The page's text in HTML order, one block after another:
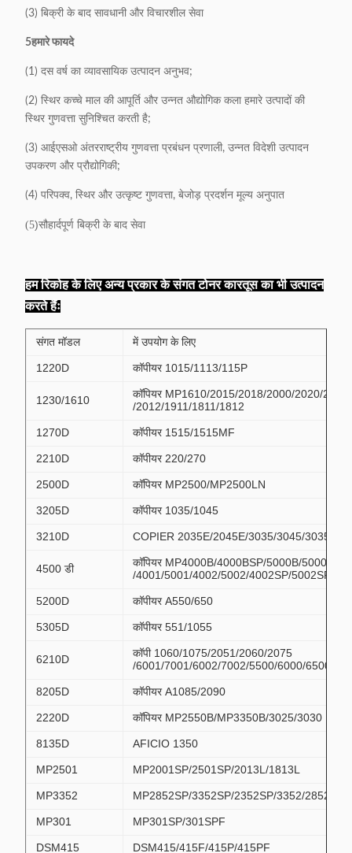
(3) बिक्री के बाद सावधानी और विचारशील सेवा
5हमारे फायदे
(1) दस वर्ष का व्यावसायिक उत्पादन अनुभव;
(2) स्थिर कच्चे माल की आपूर्ति और उन्नत औद्योगिक कला हमारे उत्पादों की
स्थिर गुणवत्ता सुनिश्चित करती है;
(3) आईएसओ अंतरराष्ट्रीय गुणवत्ता प्रबंधन प्रणाली, उन्नत विदेशी उत्पादन
उपकरण और प्रौद्योगिकी;
(4) परिपक्व, स्थिर और उत्कृष्ट गुणवत्ता, बेजोड़ प्रदर्शन मूल्य अनुपात
(5)सौहार्दपूर्ण बिक्री के बाद सेवा
हम रिकोह के लिए अन्य प्रकार के संगत टोनर कारतूस का भी उत्पादन
करते हैंः
संगत मॉडल में उपयोग के लिए
1220D कॉपीयर 1015/1113/115P
1230/1610
कॉपियर MP1610/2015/2018/2000/2020/2011
/2012/1911/1811/1812
1270D कॉपीयर 1515/1515MF
2210D कॉपीयर 220/270
2500D कॉपियर MP2500/MP2500LN
3205D कॉपीयर 1035/1045
3210D COPIER 2035E/2045E/3035/3045/3035PS/
4500 डी
कॉपियर MP4000B/4000BSP/5000B/5000BSP
/4001/5001/4002/5002/4002SP/5002SP
5200D कॉपीयर A550/650
5305D कॉपीयर 551/1055
6210D
कॉपी 1060/1075/2051/2060/2075
/6001/7001/6002/7002/5500/6000/6500/
8205D कॉपीयर A1085/2090
2220D कॉपियर MP2550B/MP3350B/3025/3030
8135D AFICIO 1350
MP2501 MP2001SP/2501SP/2013L/1813L
MP3352 MP2852SP/3352SP/2352SP/3352/2852/
MP301 MP301SP/301SPF
DSM415 DSM415/415F/415P/415PF